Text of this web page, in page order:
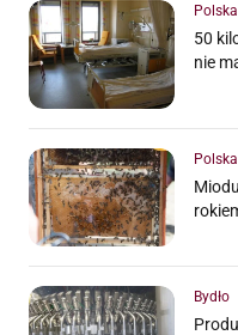
Polska
50
nie
Polska
Bydło